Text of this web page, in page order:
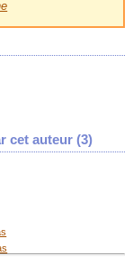
cet auteur (3)